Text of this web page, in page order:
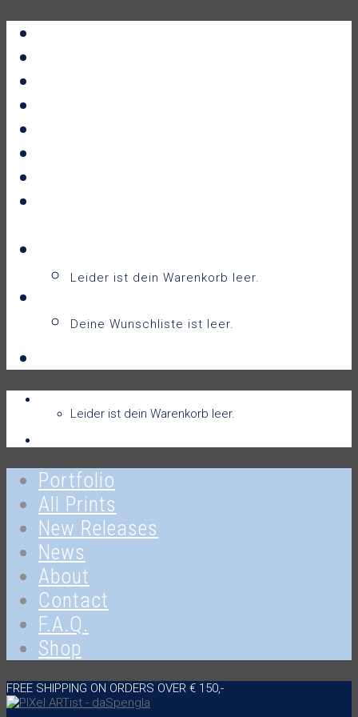
Leider ist dein Warenkorb leer.
Deine Wunschliste ist leer.
Leider ist dein Warenkorb leer.
Portfolio
All Prints
New Releases
News
About
Contact
F.A.Q.
Shop
FREE SHIPPING ON ORDERS OVER € 150,-